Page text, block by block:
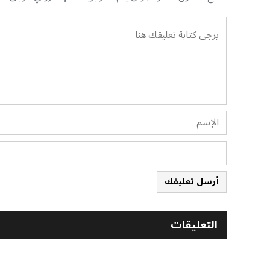
أرسل تعليقك
التعليقات